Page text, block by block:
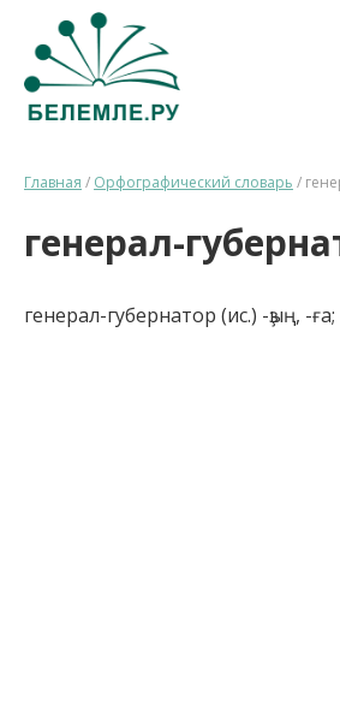
Главная / Орфографический словарь /
генерал-
генерал-губернатор (ис.) -ҙың, -